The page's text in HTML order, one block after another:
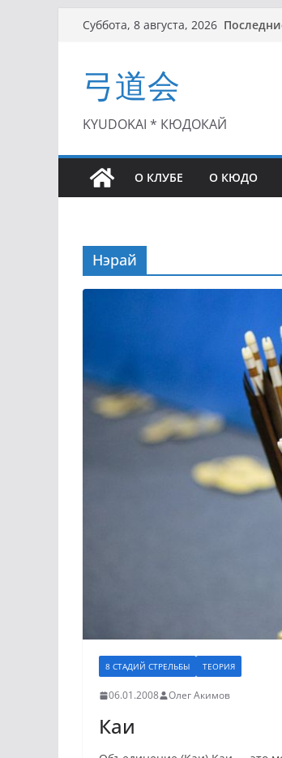
Перейти
Суббота, 8 августа, 2026
弓道会
KYUDOKAI * КЮДОКАЙ
О КЛУБЕ О КЮДО
Нэрай
8 СТАДИЙ СТРЕЛЬБЫ ТЕОРИЯ
06.01.2008 Олег Акимов
Каи